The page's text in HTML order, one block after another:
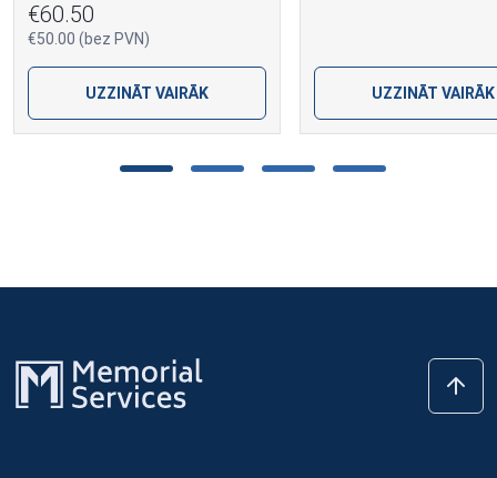
€60.50
€50.00 (bez PVN)
UZZINĀT VAIRĀK UZZINĀT VAIRĀK